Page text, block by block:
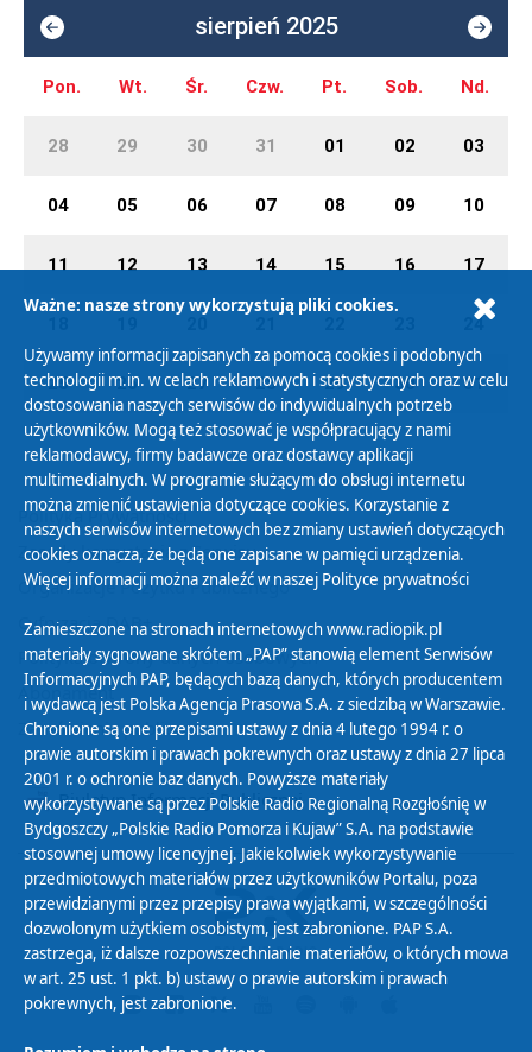
sierpień 2025
Pon. Wt. Śr. Czw. Pt. Sob. Nd.
28 29 30 31 01 02 03
04 05 06 07 08 09 10
11 12 13 14 15 16 17
24
25 26 27 28 29 30 31
Polityka Prywatności
Zasady korzystania z Serwisu
Organizacje Pożytku Publicznego
Cyfryzacja DAB+
Polityka ochrony danych osobowych
Abonament
Zamówienia publiczne
Biuletyn Informacji Publicznej
Ważne: nasze strony wykorzystują pliki cookies.
Używamy informacji zapisanych za pomocą cookies i podobnych
technologii m.in. w celach reklamowych i statystycznych oraz w celu
dostosowania naszych serwisów do indywidualnych potrzeb
użytkowników. Mogą też stosować je współpracujący z nami
reklamodawcy, firmy badawcze oraz dostawcy aplikacji
multimedialnych. W programie służącym do obsługi internetu
można zmienić ustawienia dotyczące cookies. Korzystanie z
naszych serwisów internetowych bez zmiany ustawień dotyczących
cookies oznacza, że będą one zapisane w pamięci urządzenia.
Więcej informacji można znaleźć w naszej Polityce prywatności
Zamieszczone na stronach internetowych www.radiopik.pl
materiały sygnowane skrótem „PAP” stanowią element Serwisów
Informacyjnych PAP, będących bazą danych, których producentem
i wydawcą jest Polska Agencja Prasowa S.A. z siedzibą w Warszawie.
Chronione są one przepisami ustawy z dnia 4 lutego 1994 r. o
prawie autorskim i prawach pokrewnych oraz ustawy z dnia 27 lipca
2001 r. o ochronie baz danych. Powyższe materiały
wykorzystywane są przez Polskie Radio Regionalną Rozgłośnię w
Bydgoszczy „Polskie Radio Pomorza i Kujaw” S.A. na podstawie
stosownej umowy licencyjnej. Jakiekolwiek wykorzystywanie
przedmiotowych materiałów przez użytkowników Portalu, poza
przewidzianymi przez przepisy prawa wyjątkami, w szczególności
dozwolonym użytkiem osobistym, jest zabronione. PAP S.A.
zastrzega, iż dalsze rozpowszechnianie materiałów, o których mowa
w art. 25 ust. 1 pkt. b) ustawy o prawie autorskim i prawach
pokrewnych, jest zabronione.